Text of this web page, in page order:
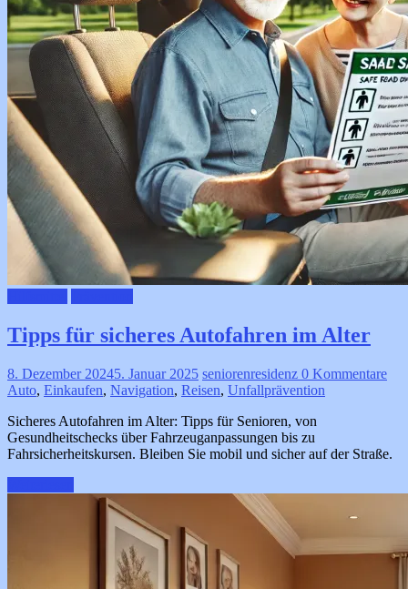
Tipps für sicheres Autofahren im Alter
8. Dezember 20245. Januar 2025 seniorenresidenz 0 Kommentare
Auto, Einkaufen, Navigation, Reisen, Unfallprävention
Sicheres Autofahren im Alter: Tipps für Senioren, von
Gesundheitschecks über Fahrzeuganpassungen bis zu
Fahrsicherheitskursen. Bleiben Sie mobil und sicher auf der Straße.